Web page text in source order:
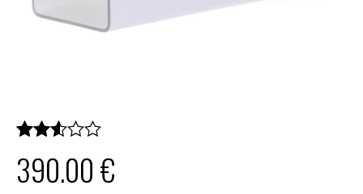
390.00€